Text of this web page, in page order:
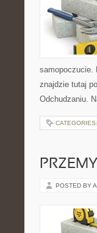
samopoczucie.
znajdzie tutaj
Odchudzaniu.
CATEGORIES:
POSTED BY